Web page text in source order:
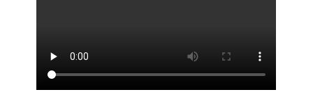
iQOO Z11i iQOO 15T